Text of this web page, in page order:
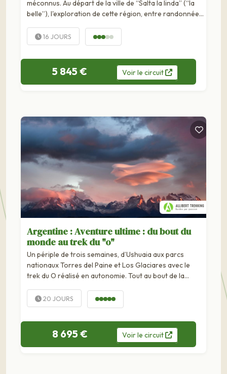
méconnus. Au départ de la ville de “Salta la linda” (“la
belle”), l'exploration de cette région, entre randonnées
16 JOURS
5 845 € Voirle circuit
Argentine : Aventure ultime : du bout du
monde au trek du "o"
Un périple de trois semaines, d’Ushuaia aux parcs
nationaux Torres del Paine et Los Glaciares avec le
trek du O réalisé en autonomie. Tout au bout de la
Située sur les rives du célèbre canal Beagle et dominée
par les...
20 JOURS
8 695 € Voirle circuit